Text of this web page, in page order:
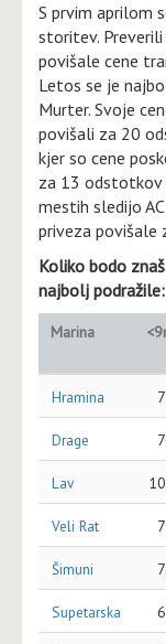
S prvim aprilom
storitev.
povišale cene
Letos se je
Murter. Svoje
povišali za 20
kjer so cene
za 13 odstotkov
mestih sledijo
priveza povišale
Koliko bodo
najbolj podražile:
Marina
Hramina
Drage
Lav
Veli Rat
Šimuni
Supetarska